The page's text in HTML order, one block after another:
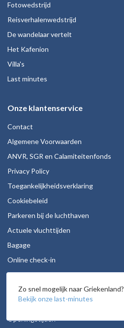
Fotowedstrijd
Reisverhalenwedstrijd
De wandelaar vertelt
Het Kafenion
Villa's
Last minutes
Onze klantenservice
Contact
Algemene Voorwaarden
ANVR, SGR en Calamiteitenfonds
Privacy Policy
Toegankelijkheidsverklaring
Cookiebeleid
Parkeren bij de luchthaven
Actuele vluchttijden
Bagage
Online check-in
Stoelreservering
Autohuur
Vacatures
Openingstijden
Zo snel mogelijk naar Griekenland?
Bekijk onze last-minutes